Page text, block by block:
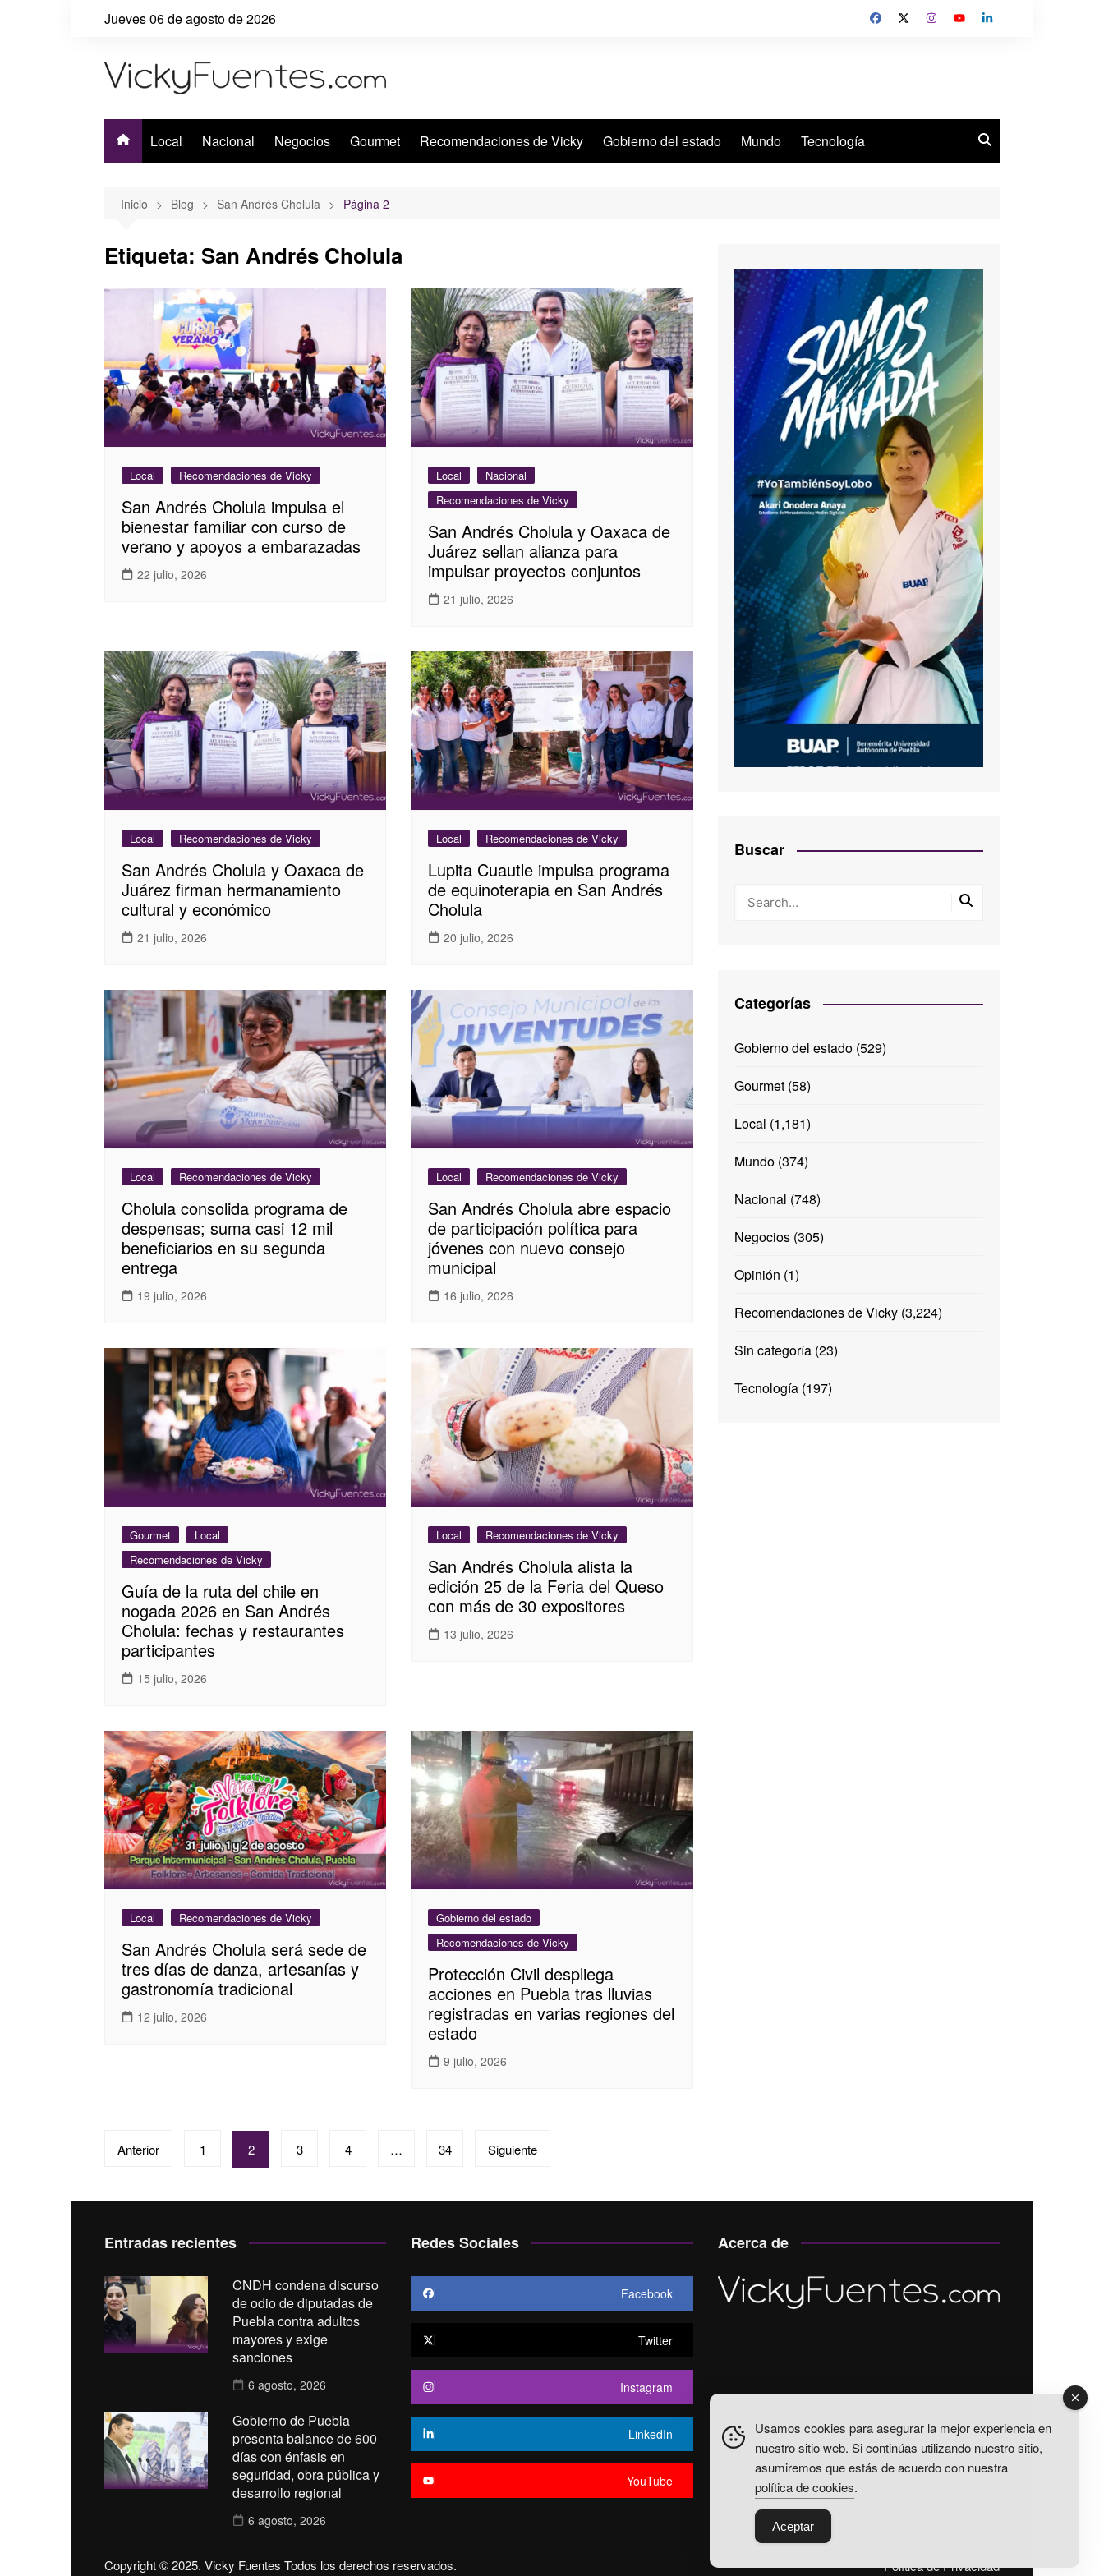
Jueves 06 de agosto de 2026
Local Nacional Negocios Gourmet Recomendaciones de Vicky Gobierno del estado Mundo Tecnología
Inicio Blog San Andrés Cholula Página 2
Etiqueta: San Andrés Cholula
Local Recomendaciones de Vicky
San Andrés Cholula impulsa el
bienestar familiar con curso de
verano y apoyos a embarazadas
22 julio, 2026
Local
Nacional
Recomendaciones de Vicky
San Andrés Cholula y Oaxaca de
Juárez sellan alianza para
impulsar proyectos conjuntos
21 julio, 2026
Local Recomendaciones de Vicky
San Andrés Cholula y Oaxaca de
Juárez firman hermanamiento
cultural y económico
21 julio, 2026
Local Recomendaciones de Vicky
Lupita Cuautle impulsa programa
de equinoterapia en San Andrés
Cholula
20 julio, 2026
Local Recomendaciones de Vicky
Cholula consolida programa de
despensas; suma casi 12 mil
beneficiarios en su segunda
entrega
19 julio, 2026
Local Recomendaciones de Vicky
San Andrés Cholula abre espacio
de participación política para
jóvenes con nuevo consejo
municipal
16 julio, 2026
Gourmet
Local
Recomendaciones de Vicky
Guía de la ruta del chile en
nogada 2026 en San Andrés
Cholula: fechas y restaurantes
participantes
15 julio, 2026
Local Recomendaciones de Vicky
San Andrés Cholula alista la
edición 25 de la Feria del Queso
con más de 30 expositores
13 julio, 2026
Local Recomendaciones de Vicky
San Andrés Cholula será sede de
tres días de danza, artesanías y
gastronomía tradicional
12 julio, 2026
Gobierno del estado
Recomendaciones de Vicky
Protección Civil despliega
acciones en Puebla tras lluvias
registradas en varias regiones del
estado
9 julio, 2026
Paginación
entradas
Anterior 1 2 3 4 … 34 Siguiente
Buscar
Categorías
Gobierno del estado(529)
Gourmet(58)
Local (1,181)
Mundo(374)
Nacional (748)
Negocios(305)
Opinión (1)
Recomendaciones de Vicky(3,224)
Sin categoría(23)
Tecnología(197)
Entradas recientes
CNDH condena discurso
de odio de diputadas de
Puebla contra adultos
mayores y exige
sanciones
6 agosto, 2026
Gobierno de Puebla
presenta balance de 600
días con énfasis en
seguridad, obra pública y
desarrollo regional
6 agosto, 2026
Redes Sociales
Facebook
Twitter
Instagram
LinkedIn
YouTube
Acerca de
Copyright © 2025. Vicky Fuentes Todos los derechos reservados. Política de Privacidad
Usamos cookies para asegurar la mejor experiencia en
nuestro sitio web. Si continúas utilizando nuestro sitio,
asumiremos que estás de acuerdo con nuestra
política de cookies.
Aceptar